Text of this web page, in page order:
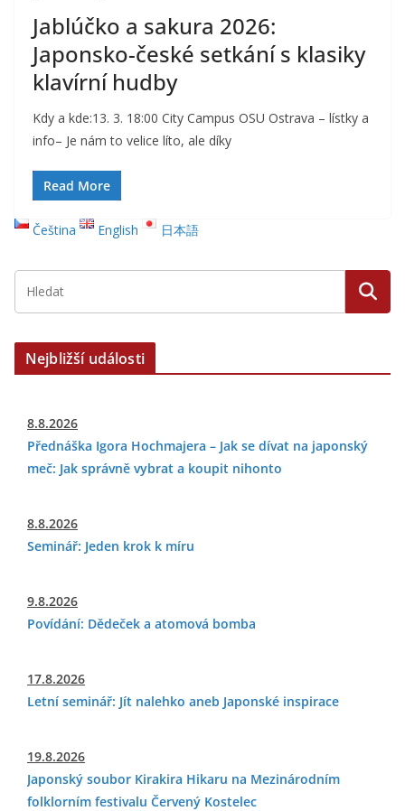
Jablúčko a sakura 2026:
Japonsko-české setkání s klasiky
klavírní hudby
Kdy a kde:13. 3. 18:00 City Campus OSU Ostrava – lístky a
info– Je nám to velice líto, ale díky
Read More
Čeština English 日本語
Nejbližší události
8.8.2026
Přednáška Igora Hochmajera – Jak se dívat na japonský
meč: Jak správně vybrat a koupit nihonto
8.8.2026
Seminář: Jeden krok k míru
9.8.2026
Povídání: Dědeček a atomová bomba
17.8.2026
Letní seminář: Jít nalehko aneb Japonské inspirace
19.8.2026
Japonský soubor Kirakira Hikaru na Mezinárodním
folklorním festivalu Červený Kostelec